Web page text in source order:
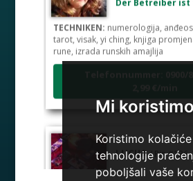
Mi
Koristimo
tehnologije
poboljšali vaše
TECHNIKEN: numerologija,
tarot, visak, yi ching, knjiga
rune, izrada runskih amajlija
LUCIJA / Pin #136